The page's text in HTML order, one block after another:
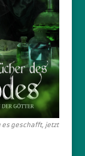
es geschafft, jetzt